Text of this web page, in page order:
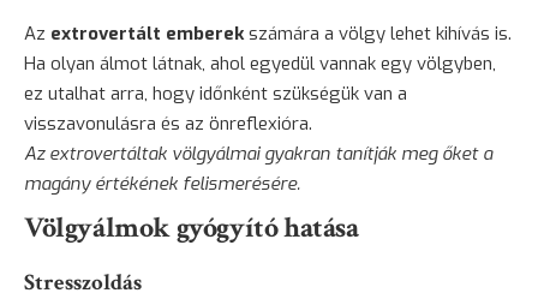
Az extrovertált emberekszámára a völgy lehet kihívás is.
Ha olyan álmot látnak, ahol egyedül vannak egy völgyben,
ez utalhat arra, hogy időnként szükségük van a
visszavonulásra és az önreflexióra.
Az extrovertáltak völgyálmai gyakran tanítják meg őket a
magány értékének felismerésére.
Völgyálmok gyógyító hatása
Stresszoldás